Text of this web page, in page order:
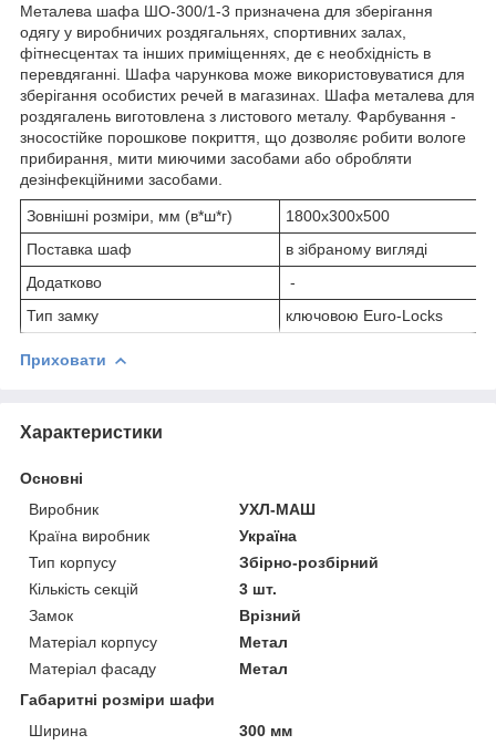
Металева шафа ШО-300/1-3 призначена для зберігання
одягу у виробничих роздягальнях, спортивних залах,
фітнесцентах та інших приміщеннях, де є необхідність в
перевдяганні. Шафа чарункова може використовуватися для
зберігання особистих речей в магазинах. Шафа металева для
роздягалень виготовлена з листового металу. Фарбування -
зносостійке порошкове покриття, що дозволяє робити вологе
прибирання, мити миючими засобами або обробляти
дезінфекційними засобами.
Зовнішні розміри, мм (в*ш*г)
1800х300х500
Поставка шаф
в зібраному вигляді
Додатково
-
Тип замку
ключовою Euro-Locks
Приховати
Характеристики
Основні
Виробник
УХЛ-МАШ
Країна виробник
Україна
Тип корпусу
Збірно-розбірний
Кількість секцій
3 шт.
Замок
Врізний
Матеріал корпусу
Метал
Матеріал фасаду
Метал
Габаритні розміри шафи
Ширина
300 мм